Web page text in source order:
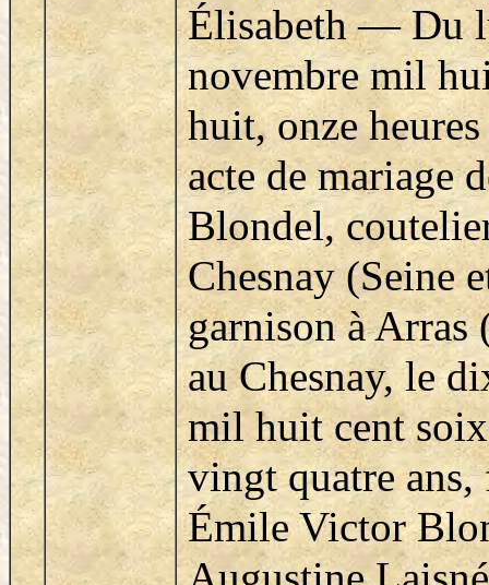
Élisabeth — Du
novembre mil
huit, onze
acte de mariage
Blondel,
Chesnay (Seine
garnison à Arras
au Chesnay, le
mil huit cent
vingt quatre
Émile Victor